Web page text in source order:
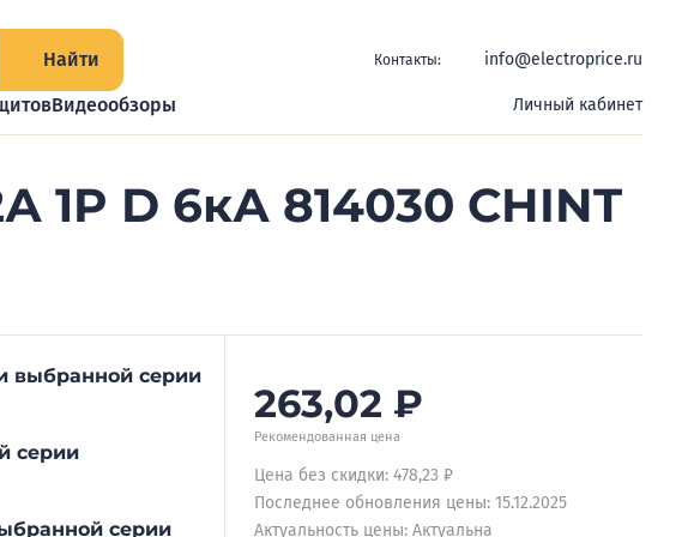
Найти Контакты: info@electroprice.ru
Видеообзоры Личный кабинет
1P D 6кА 814030 CHINT
выбранной серии
серии
серии
263,02 ₽
Рекомендованная цена
Цена без скидки: 478,23 ₽
Последнее обновления цены: 15.12.2025
Актуальность цены: Актуальна